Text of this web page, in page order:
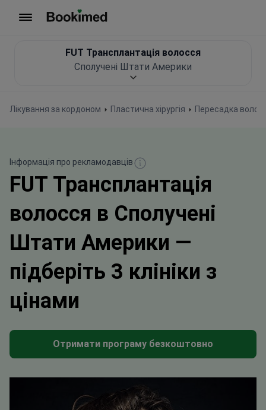
Лікування за кордоном Пластична хірургія Пересадка
FUT Трансплантація волосся
Сполучені Штати Америки
Інформація про рекламодавців
FUT Трансплантація
волосся в Сполучені
Штати Америки —
підберіть 3 клініки з
цінами
Отримати програму безкоштовно